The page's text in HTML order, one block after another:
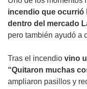
incendio que ocurrió
dentro del mercado
pero también ayudó a
Tras el incendio vino
“Quitaron muchas
ampliaron pasillos y